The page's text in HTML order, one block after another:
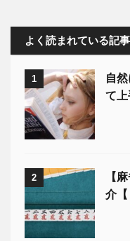
よく読まれている記事
1
自
て上
2
【
介【